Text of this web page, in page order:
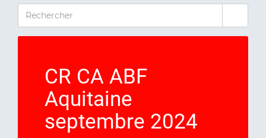
RECHERCHER
CR CA ABF
Aquitaine
septembre 2024